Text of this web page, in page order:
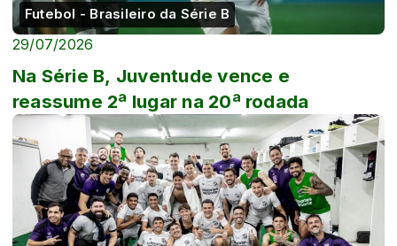
Futebol - Brasileiro da Série B
29/07/2026
Na Série B, Juventude vence e
reassume 2ª lugar na 20ª rodada